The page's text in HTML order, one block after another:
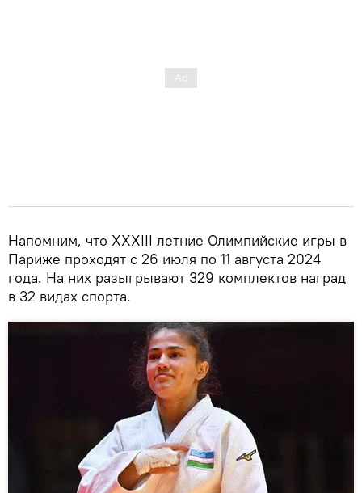
Напомним, что XXXIII летние Олимпийские игры в
Париже проходят с 26 июля по 11 августа 2024
года. На них разыгрывают 329 комплектов наград
в 32 видах спорта.